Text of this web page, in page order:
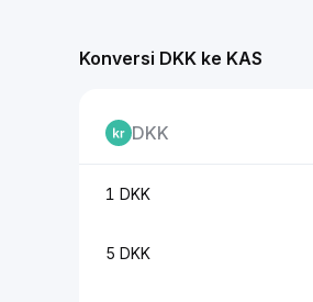
Konversi DKK ke KAS
DKK
1 DKK
5 DKK